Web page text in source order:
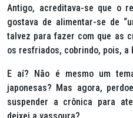
Antigo, acreditava-se que o
gostava de alimentar-se de
talvez para fazer com que as
os resfriados, cobrindo, pois,
E aí? Não é mesmo um
japonesas? Mas agora,
suspender a crônica para